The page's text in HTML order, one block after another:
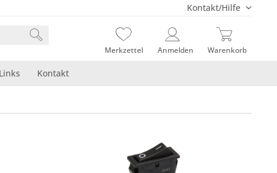
Kontakt/Hilfe
Merkzettel Anmelden Warenkorb
Links Kontakt